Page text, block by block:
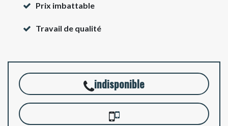
Prix imbattable
Travail de qualité
indisponible